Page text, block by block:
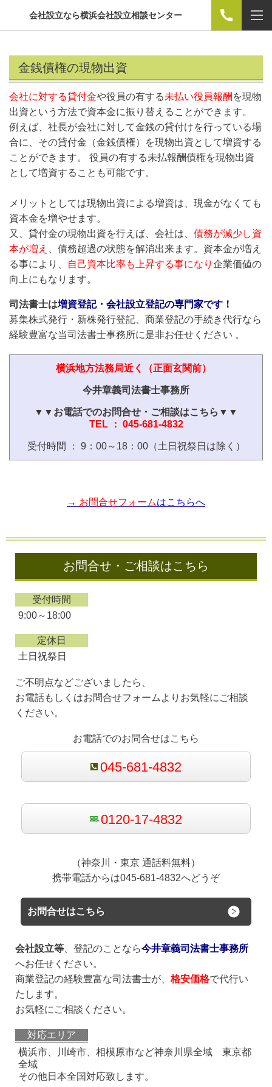
会社設立なら横浜会社設立相談センター
金銭債権の現物出資
会社に対する貸付金や役員の有する未払い役員報酬 を現物
出資という方法で資本金に振り替えることができます。
例えば、社長が会社に対して金銭の貸付けを行っている場
合に、その貸付金（金銭債権）を現物出資として増資する
ことができます。 役員の有する未払報酬債権を現物出資
として増資することも可能です。
メリットとしては現物出資による増資は、現金がなくても
資本金を増やせます。
又、貸付金の現物出資を行えば、会社は、 債務が減少し資
本が増え
、債務超過の状態を解消出来ます。資本金が増え
る事により、
自己資本比率も上昇する事になり 企業価値の
向上にもなります。
司法書士は増資登記・会社設立登記の専門家です！
募集株式発行・新株発行登記、商業登記の手続き代行なら
経験豊富な当司法書士事務所に是非お任せください 。
横浜地方法務局近く（正面玄関前）
今井章義司法書士事務所
▼▼お電話でのお問合せ・ご相談はこちら▼▼
TEL ： 045-681-4832
受付時間 ： 9：00～18：00（土日祝祭日は除く）
→ お問合せフォームはこちらへ
お問合せ・ご相談はこちら
受付時間
9:00～18:00
定休日
土日祝祭日
ご不明点などございましたら、
お電話もしくはお問合せフォームよりお気軽にご相談
ください。
お電話でのお問合せはこちら
045-681-4832
0120-17-4832
（神奈川・東京 通話料無料）
携帯電話からは045-681-4832へどうぞ
お問合せはこちら
会社設立等 、登記のことなら今井章義司法書士事務所
へお任せください。
商業登記の経験豊富な司法書士が、 格安価格で代行い
たします。
お気軽にご相談ください。
対応エリア
横浜市、川崎市、相模原市など神奈川県全域 東京都
全域
その他日本全国対応致します。